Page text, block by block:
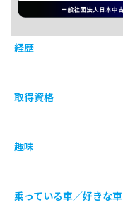
経歴
取得資格
趣味
乗っている車／好きな車